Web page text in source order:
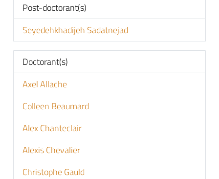
Post-doctorant(s)
Seyedehkhadijeh Sadatnejad
Doctorant(s)
Axel Allache
Colleen Beaumard
Alex Chanteclair
Alexis Chevalier
Christophe Gauld